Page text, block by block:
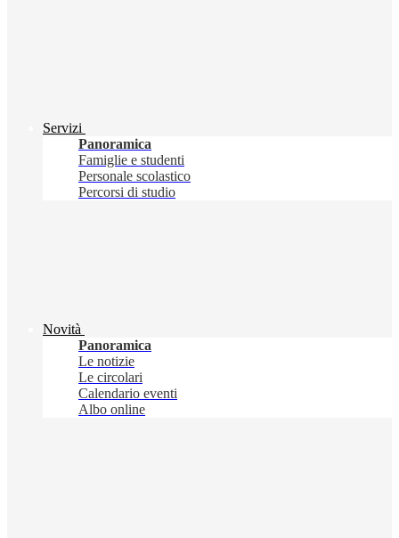
Servizi
Panoramica
Famiglie e studenti
Personale scolastico
Percorsi di studio
Novità
Panoramica
Le notizie
Le circolari
Calendario eventi
Albo online